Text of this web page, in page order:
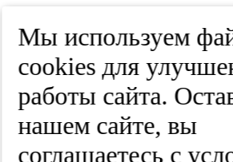
Александр Николаевич Чугунов
Член редакционного совета, проф.,
медицинская академия непрерывного
образования, Казанская
академия (Россия)
РИНЦ AuthorID:783882
Мы используем
cооkies для
работы сайта.
нашем сайте, вы
соглашаетесь с